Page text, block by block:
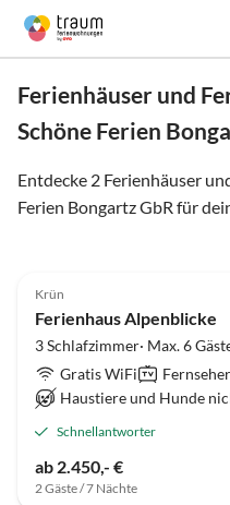
Ferienhäuser und
Schöne Ferien
Entdecke 2 Ferienhäuser
Ferien Bongartz GbR für
Krün
Ferienhaus Alpenblicke
3 Schlafzimmer· Max. 6
Gratis WiFi
Haustiere und Hunde
Schnellantworter
ab 2.450,- €
2 Gäste / 7 Nächte